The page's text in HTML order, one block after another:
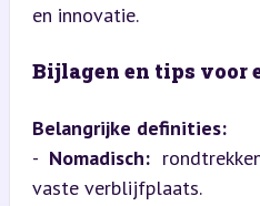
en innovatie.
Bijlagen en tips voor
Belangrijke definities:
- Nomadisch:
vaste verblijfplaats.